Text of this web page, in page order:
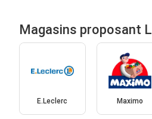
Magasins proposant
E.Leclerc Maximo